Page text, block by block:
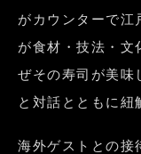
がカウンターで江
が食材・技法・文
ぜその寿司が美味
と対話とともに紐
海外ゲストとの接